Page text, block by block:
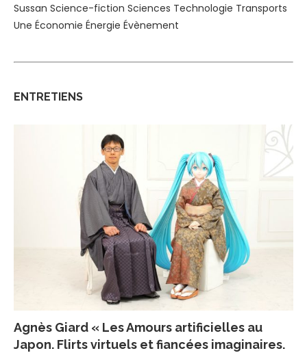
Sussan Science-fiction Sciences Technologie Transports
Une Économie Énergie Évènement
ENTRETIENS
Agnès Giard « Les Amours artificielles au
Japon. Flirts virtuels et fiancées imaginaires.